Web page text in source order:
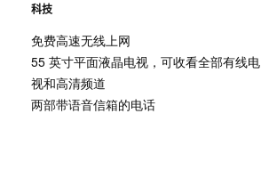
科技
免费高速无线上网
55 英寸平面液晶电视，可收看全部有线电
视和高清频道
两部带语音信箱的电话